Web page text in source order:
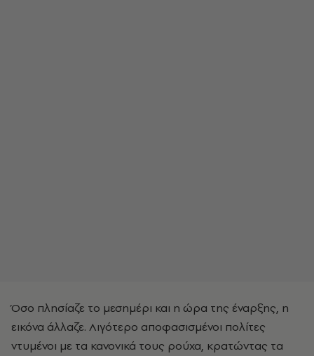
Όσο πλησίαζε το μεσημέρι και η ώρα της έναρξης, η
εικόνα άλλαζε. Λιγότερο αποφασισμένοι πολίτες
ντυμένοι με τα κανονικά τους ρούχα, κρατώντας τα